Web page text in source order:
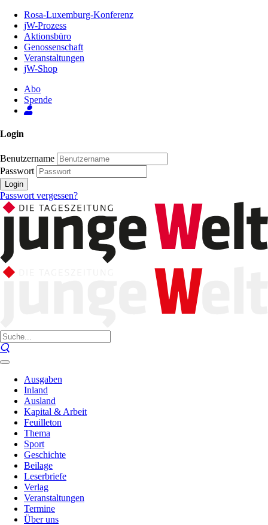
Inhalt
Seite
Rosa-Luxemburg-Konferenz
jW-Prozess
Aktionsbüro
Genossenschaft
Veranstaltungen
jW-Shop
Abo
Spende
Login
Benutzername
Passwort
Login
Passwort vergessen?
Ausgaben
Inland
Ausland
Kapital & Arbeit
Feuilleton
Thema
Sport
Geschichte
Beilage
Leserbriefe
Verlag
Veranstaltungen
Termine
Über uns